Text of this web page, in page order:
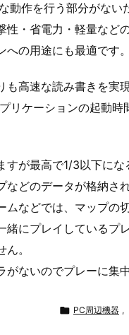
動作を行う部分がない
性・省電力・軽量など
への用途にも最適です。
も高速な読み書きを実
リケーションの起動時
すが最高で1/3以下にな
などのデータが格納さ
ムなどでは、マップの
緒にプレイしているプ
。
がないのでプレーに集
 PC周辺機器 ,